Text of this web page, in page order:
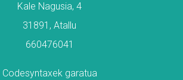
Kale Nagusia, 4
31891, Atallu
660476041
Codesyntaxek garatua